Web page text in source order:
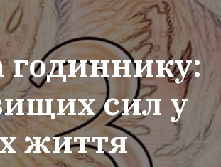
годиннику:
сил у
життя